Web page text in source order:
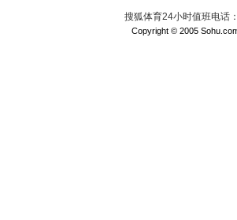
搜狐体育24小时值班电话
Copyright © 2005